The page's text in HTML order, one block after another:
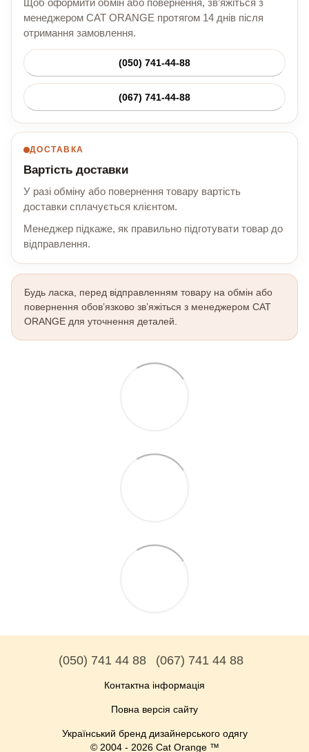
Щоб оформити обмін або повернення, зв’яжіться з
менеджером CAT ORANGE протягом 14 днів після
отримання замовлення.
(050) 741-44-88
(067) 741-44-88
ДОСТАВКА
Вартість доставки
У разі обміну або повернення товару вартість
доставки сплачується клієнтом.
Менеджер підкаже, як правильно підготувати товар до
відправлення.
Будь ласка, перед відправленням товару на обмін або
повернення обов’язково зв’яжіться з менеджером CAT
ORANGE для уточнення деталей.
(050) 741 44 88 (067) 741 44 88
Контактна інформація
Повна версія сайту
Український бренд дизайнерського одягу
© 2004 - 2026 Cat Orange ™